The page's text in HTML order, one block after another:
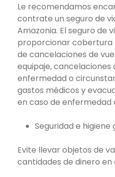
Le recomendamos
contrate un seguro de
Amazonia. El seguro de
proporcionar cobertura
de cancelaciones de
equipaje, cancelaciones
enfermedad o
gastos médicos y
en caso de enfermedad
Seguridad e higiene
Evite llevar objetos de
cantidades de dinero en